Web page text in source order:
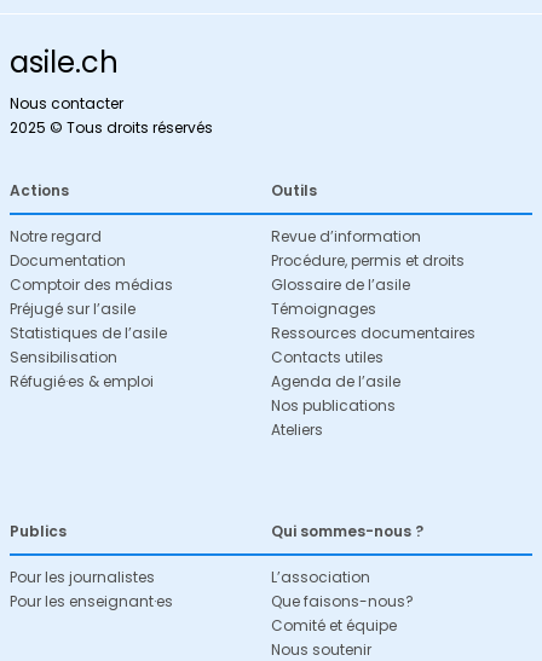
asile.ch
Nous contacter
2025 © Tous droits réservés
Actions
Notre regard
Documentation
Comptoir des médias
Préjugé sur l’asile
Statistiques de l’asile
Sensibilisation
Réfugié·es & emploi
Outils
Revue d’information
Procédure, permis et droits
Glossaire de l’asile
Témoignages
Ressources documentaires
Contacts utiles
Agenda de l’asile
Nos publications
Ateliers
Publics
Pour les journalistes
Pour les enseignant·es
Qui sommes-nous ?
L’association
Que faisons-nous?
Comité et équipe
Nous soutenir